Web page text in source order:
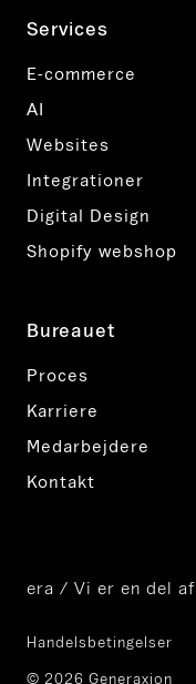
Services
E-commerce
AI
Websites
Integrationer
Digital Design
Shopify webshop
Bureauet
Proces
Karriere
Medarbejdere
Kontakt
era / Vi er en del af
Handelsbetingelser
© 2026 Generaxion